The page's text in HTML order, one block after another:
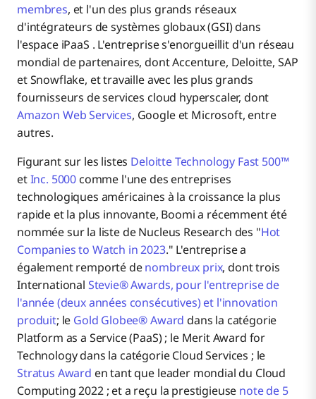
membres, et l'un des plus grands réseaux
d'intégrateurs de systèmes globaux (GSI) dans
l'espace iPaaS . L'entreprise s'enorgueillit d'un réseau
mondial de partenaires, dont Accenture, Deloitte, SAP
et Snowflake, et travaille avec les plus grands
fournisseurs de services cloud hyperscaler, dont
Amazon Web Services, Google et Microsoft, entre
autres.
Figurant sur les listes Deloitte Technology Fast 500™
etInc. 5000 comme l'une des entreprises
technologiques américaines à la croissance la plus
rapide et la plus innovante, Boomi a récemment été
nommée sur la liste de Nucleus Research des "Hot
Companies to Watch in 2023." L'entreprise a
également remporté denombreux prix, dont trois
International Stevie® Awards, pour l'entreprise de
l'année (deux années consécutives) et l'innovation
produit; le Gold Globee® Award dans la catégorie
Platform as a Service (PaaS) ; le Merit Award for
Technology dans la catégorie Cloud Services ; le
Stratus Award en tant que leader mondial du Cloud
Computing 2022 ; et a reçu la prestigieuse note de 5